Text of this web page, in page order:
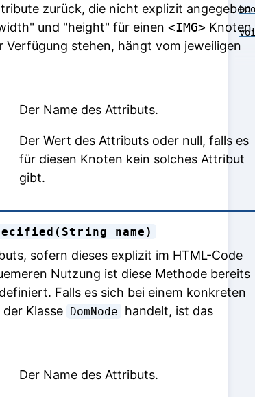
zurück, die nicht explizit angegeben
und "height" für einen <IMG> Knoten.
Verfügung stehen, hängt vom jeweiligen
Der Name des Attributs.
Der Wert des Attributs oder null, falls es
für diesen Knoten kein solches Attribut
gibt.
name)
sofern dieses explizit im HTML-Code
Nutzung ist diese Methode bereits
definiert. Falls es sich bei einem konkreten
Klasse DomNode
handelt, ist das
Der Name des Attributs.